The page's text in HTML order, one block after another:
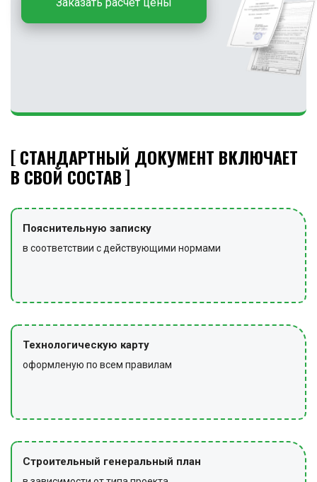
СТАНДАРТНЫЙ ДОКУМЕНТ ВКЛЮЧАЕТ
В СВОЙ СОСТАВ
Пояснительную записку
в соответствии с действующими нормами
Технологическую карту
оформленую по всем правилам
Строительный генеральный план